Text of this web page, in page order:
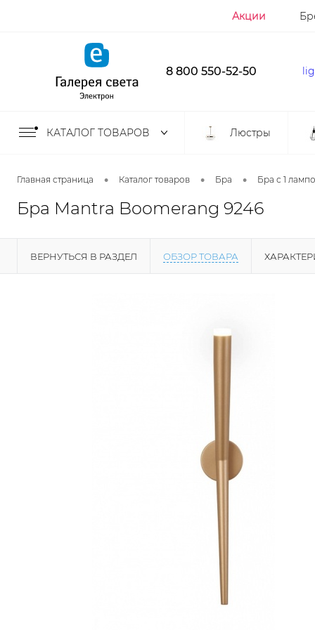
Акции
8 800 550-52-50
КАТАЛОГ ТОВАРОВ Люстры
Главная страница • Каталог товаров • Бра • Бра с 1
Бра Mantra Boomerang 9246
ВЕРНУТЬСЯ В РАЗДЕЛ ОБЗОР ТОВАРА